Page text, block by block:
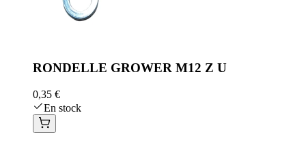
RONDELLE GROWER M12 Z U
0,35 €
En stock